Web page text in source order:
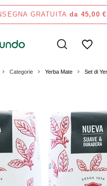
GRATUITA da 45,00 €
Categorie Yerba Mate Set di